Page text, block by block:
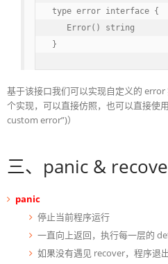
type error interface {
   Error() string
}
基于该接口我们可以实现自定义的
个实现，可以直接仿照，也可以直接使
custom error”)）
三、panic &
panic
停止当前程序运行
一直向上返回，执行每一层的
如果没有遇见 recover，程序退